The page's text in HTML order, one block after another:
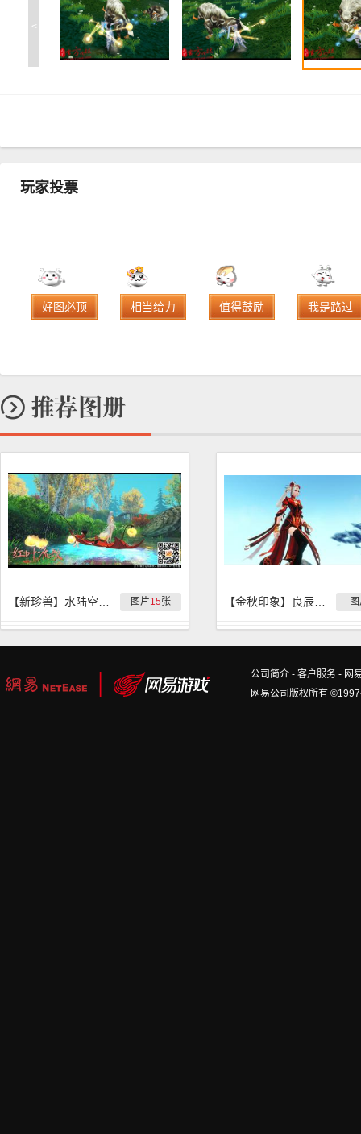
<
玩家投票
好图必顶 相当给力 值得鼓励 我是路过
图片15张
公司简介 - 客户服务 - 网
网易公司版权所有